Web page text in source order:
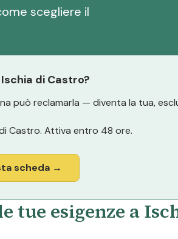
scegliere il
di Castro?
può reclamarla — diventa la tua,
Castro. Attiva entro 48 ore.
scheda →
tue esigenze a